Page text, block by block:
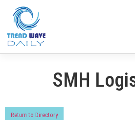
SMH
Return to Directory